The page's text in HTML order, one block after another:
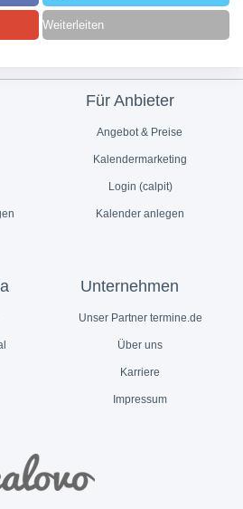
Weiterleiten
Für Anbieter
Angebot & Preise
Kalendermarketing
Login (calpit)
Kalender anlegen
Unternehmen
Unser Partner termine.de
Über uns
Karriere
Impressum